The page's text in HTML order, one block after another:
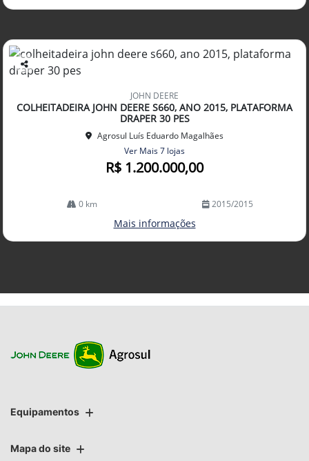
Co
arti
lhe
JOHN DEERE
COLHEITADEIRA JOHN DEERE S660, ANO 2015, PLATAFORMA
DRAPER 30 PES
Agrosul Luís Eduardo Magalhães
Ver Mais 7 lojas
R$ 1.200.000,00
0 km 2015/2015
Mais informações
Equipamentos
Mapa do site